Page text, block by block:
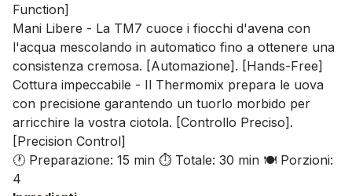
Function]
Mani Libere - La TM7 cuoce i fiocchi d'avena con
l'acqua mescolando in automatico fino a ottenere una
consistenza cremosa. [Automazione]. [Hands-Free]
Cottura impeccabile - Il Thermomix prepara le uova
con precisione garantendo un tuorlo morbido per
arricchire la vostra ciotola. [Controllo Preciso].
[Precision Control]
🕐 Preparazione: 15 min ⏱️ Totale: 30 min 🍽️ Porzioni:
4